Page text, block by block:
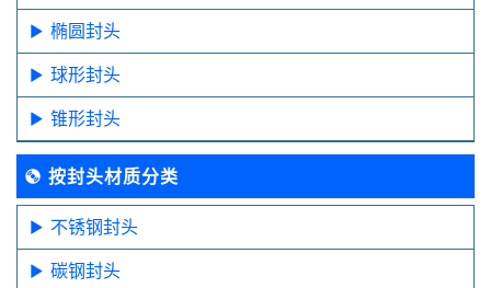
椭圆封头
球形封头
锥形封头
按封头材质分类
不锈钢封头
碳钢封头